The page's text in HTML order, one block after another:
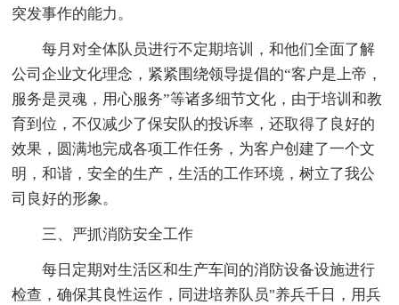
突发事作的能力。
每月对全体队员进行不定期培训，和他们全面了解
公司企业文化理念，紧紧围绕领导提倡的“客户是上帝，
服务是灵魂，用心服务”等诸多细节文化，由于培训和教
育到位，不仅减少了保安队的投诉率，还取得了良好的
效果，圆满地完成各项工作任务，为客户创建了一个文
明，和谐，安全的生产，生活的工作环境，树立了我公
司良好的形象。
三、严抓消防安全工作
每日定期对生活区和生产车间的消防设备设施进行
检查，确保其良性运作，同进培养队员"养兵千日，用兵